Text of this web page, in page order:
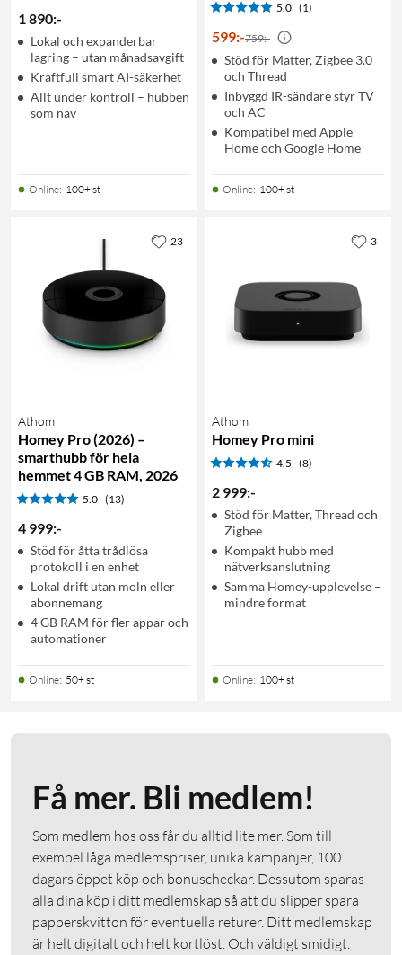
1 890:-
Lokal och expanderbar
lagring – utan månadsavgift
Kraftfull smart AI-säkerhet
Allt under kontroll – hubben
som nav
Online: 100+ st
5.0 (1)
599:-759:-
Stöd för Matter, Zigbee 3.0
och Thread
Inbyggd IR-sändare styr TV
och AC
Kompatibel med Apple
Home och Google Home
Online: 100+ st
Athom
Homey Pro (2026) –
smarthubb för hela
hemmet 4 GB RAM, 2026
5.0 (13)
4 999:-
Stöd för åtta trådlösa
protokoll i en enhet
Lokal drift utan moln eller
abonnemang
4 GB RAM för fler appar och
automationer
Online: 50+ st
23
Athom
Homey Pro mini
4.5 (8)
2 999:-
Stöd för Matter, Thread och
Zigbee
Kompakt hubb med
nätverksanslutning
Samma Homey-upplevelse –
mindre format
Online: 100+ st
3
Få mer. Bli medlem!
Som medlem hos oss får du alltid lite mer. Som till
exempel låga medlemspriser, unika kampanjer, 100
dagars öppet köp och bonuscheckar. Dessutom sparas
alla dina köp i ditt medlemskap så att du slipper spara
papperskvitton för eventuella returer. Ditt medlemskap
är helt digitalt och helt kortlöst. Och väldigt smidigt.